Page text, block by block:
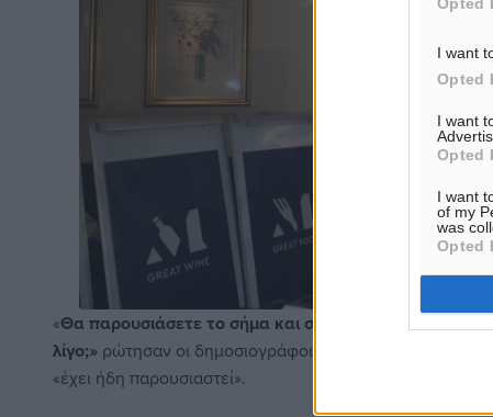
I want
Opted
I want
Opted
I want
of my
was
Opted
«Θα παρουσιάσετε το σήμα και στον Ζόραν Ζάεφ τον
λίγο;» ρώτησαν οι δημοσιογράφοι τον
«έχει ήδη παρουσιαστεί».